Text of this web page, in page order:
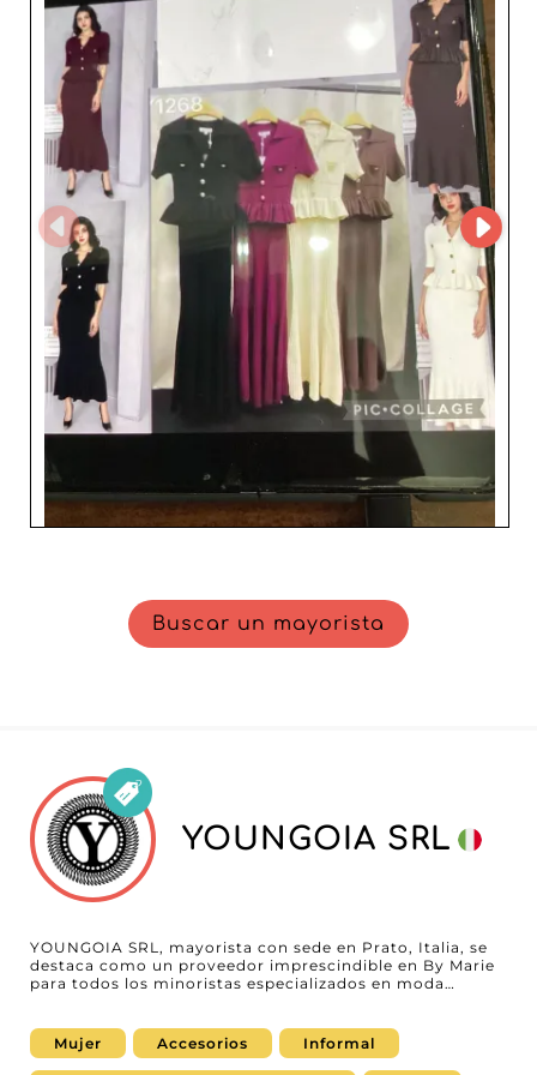
adaptadas a las diversas necesidades de los
revendedores. Así, los revendedores pueden centrarse en
lo que realmente importa: satisfacer y fidelizar a su
clientela. La transparencia en las transacciones, la
rapidez en las entregas y un servicio de atención al
cliente ágil contribuyen a crear una experiencia de
compra fluida y sin preocupaciones. Al optar por Cindy,
los profesionales se benefician de una alianza sólida,
propicia para el crecimiento de su negocio. Este
mayorista de Marsella encarna la excelencia del prêt-à-
porter, combinando estilo y funcionalidad, y ofreciendo
un acompañamiento personalizado a sus socios. Para
quienes buscan diferenciarse en el mercado femenino,
Cindy es la opción ideal.
Buscar un mayorista
YOUNGOIA SRL
YOUNGOIA SRL, mayorista con sede en Prato, Italia, se
destaca como un proveedor imprescindible en By Marie
para todos los minoristas especializados en moda
expectativas de los profesionales que buscan calidad y
estilo excepcional para sus clientas. El principal valor de
Mujer Accesorios Informal